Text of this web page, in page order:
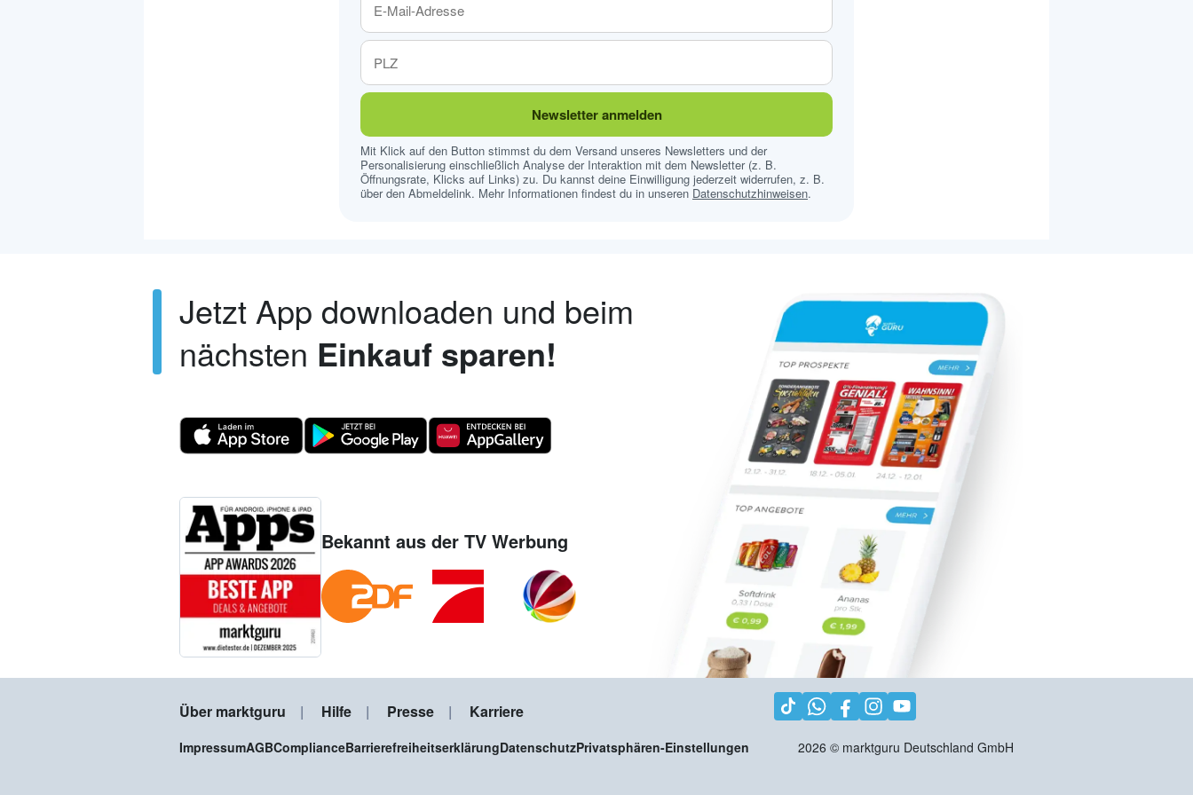
Newsletter anmelden
Mit Klick auf den Button stimmst du dem Versand unseres Newsletters und der
Personalisierung einschließlich Analyse der Interaktion mit dem Newsletter (z. B.
Öffnungsrate, Klicks auf Links) zu. Du kannst deine Einwilligung jederzeit widerrufen, z. B.
über den Abmeldelink. Mehr Informationen findest du in unseren Datenschutzhinweisen.
Jetzt App downloaden und beim
nächsten Einkauf sparen!
Bekannt aus der TV Werbung
Über marktguru Hilfe Presse Karriere
ImpressumAGBComplianceBarrierefreiheitserklärungDatenschutzPrivatsphären-Einstellungen 2026 © marktguru Deutschland GmbH